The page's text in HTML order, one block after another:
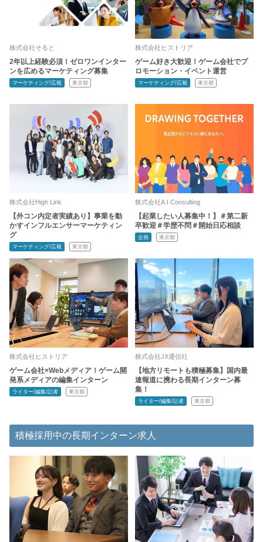
株式会社そると
2年以上経験必須！ゼロワンインター
ンを広めるマーケティング募集
マーケティング/広報 東京都
株式会社ヒストリア
ゲーム好き大歓迎！ゲーム会社でプ
ロモーション・イベント運営
マーケティング/広報 東京都
株式会社High Link
【外コン内定者実績あり】事業を動
かすインフルエンサーマーケティン
グ
マーケティング/広報 東京都
株式会社A.I Consulting
【起業したい人募集中！】＃第二新
卒歓迎＃学歴不問＃開始日応相談
企画 東京都
株式会社ヒストリア
ゲーム会社×Webメディア！ゲーム開
発系メディアの編集インターン
ライター/編集/記者 東京都
株式会社JX通信社
【地方リモートも積極募集】国内最
速報道に携わる長期インターン募
集！
ライター/編集/記者 東京都
積極採用中の長期インターン求人